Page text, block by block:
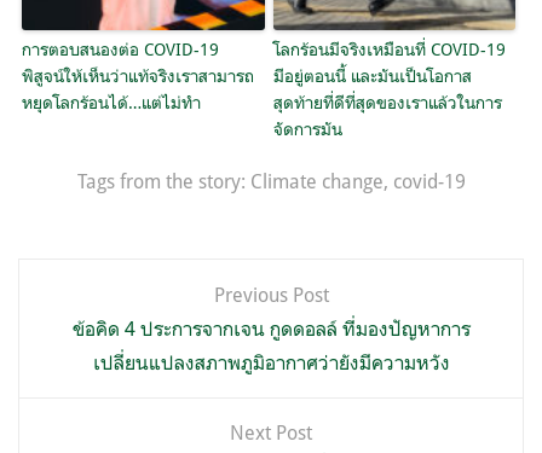
การตอบสนองต่อ COVID-19
พิสูจน์ให้เห็นว่าแท้จริงเราสามารถ
หยุดโลกร้อนได้…แต่ไม่ทำ
โลกร้อนมีจริงเหมือนที่ COVID-19
มีอยู่ตอนนี้ และมันเป็นโอกาส
สุดท้ายที่ดีที่สุดของเราแล้วในการ
จัดการมัน
Tags from the story: Climate change, covid-19
เรื่อง
Previous Post
ข้อคิด 4 ประการจากเจน กูดดอลล์ ที่มองปัญหาการ
เปลี่ยนแปลงสภาพภูมิอากาศว่ายังมีความหวัง
Next Post